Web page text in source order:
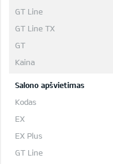
Salono apšvietimas